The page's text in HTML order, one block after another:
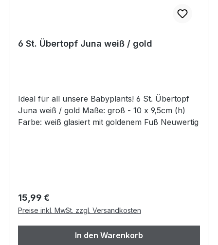
6 St. Übertopf Juna weiß / gold
Ideal für all unsere Babyplants! 6 St. Übertopf
Juna weiß / gold Maße: groß - 10 x 9,5cm (h)
Farbe: weiß glasiert mit goldenem Fuß Neuwertig
Regulärer Preis:
15,99 €
Preise inkl. MwSt. zzgl. Versandkosten
In den Warenkorb